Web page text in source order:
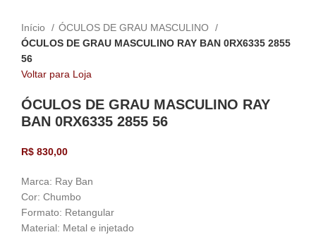
Início
ÓCULOS DE GRAU MASCULINO
ÓCULOS DE GRAU MASCULINO RAY BAN 0RX6335 2855
56
Voltar para Loja
ÓCULOS DE GRAU MASCULINO RAY
BAN 0RX6335 2855 56
R$ 830,00
Marca: Ray Ban
Cor: Chumbo
Formato: Retangular
Material: Metal e injetado